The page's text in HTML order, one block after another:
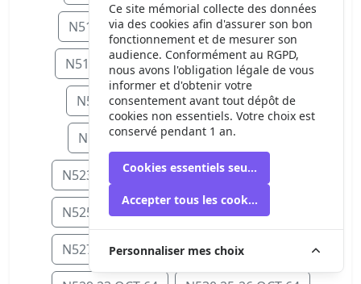
N511 20-21 SEP 64 N512 23 SEP 6
N514 25 SEP 64 N515 27-28 SEP 64
N516 30 SEP 64 N518 5 OCT 64
N519 6 OCT 64 N522 9 OCT 64
N523 11-12 OCT 64 N524 13 OCT 64
N525 15 OCT 64 N526 16-17 OCT 64
N527 17-18 OCT 64 N528 21 OCT 64
Ce site mémorial collecte des données
via des cookies afin d'assurer son bon
fonctionnement et de mesurer son
audience. Conformément au RGPD,
nous avons l'obligation légale de vous
informer et d'obtenir votre
consentement avant tout dépôt de
cookies non essentiels. Votre choix est
conservé pendant 1 an.
Cookies essentiels seulement
Accepter tous les cookies
Personnaliser mes choix